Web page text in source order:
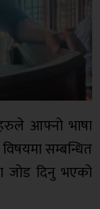
आफ्नो भाषा
सम्बन्धित
जोड दिनु भएको